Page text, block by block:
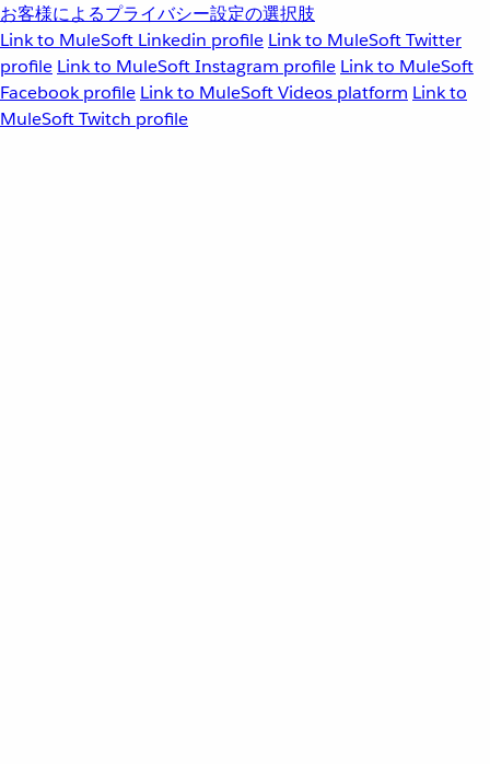
お客様によるプライバシー設定の選択肢
Link to MuleSoft Linkedin profile Link to MuleSoft Twitter
profile Link to MuleSoft Instagram profile Link to MuleSoft
Facebook profile Link to MuleSoft Videos platform Link to
MuleSoft Twitch profile